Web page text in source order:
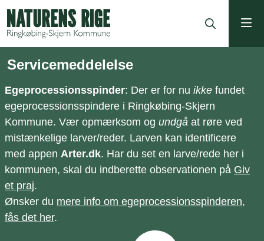
Servicemeddelelse
Egeprocessionsspinder: Der er for nu ikke fundet
egeprocessionsspindere i Ringkøbing-Skjern
Kommune. Vær opmærksom og undgå at røre ved
mistænkelige larver/reder. Larven kan identificere
med appen Arter.dk. Har du set en larve/rede her i
kommunen, skal du indberette observationen på Giv
et praj.
Ønsker du mere info om egeprocessionsspinderen,
fås det her.